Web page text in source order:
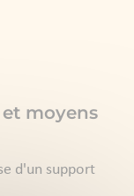
moyens
d'un support